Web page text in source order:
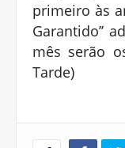
primeiro às
Garantido’’
mês serão
Tarde)